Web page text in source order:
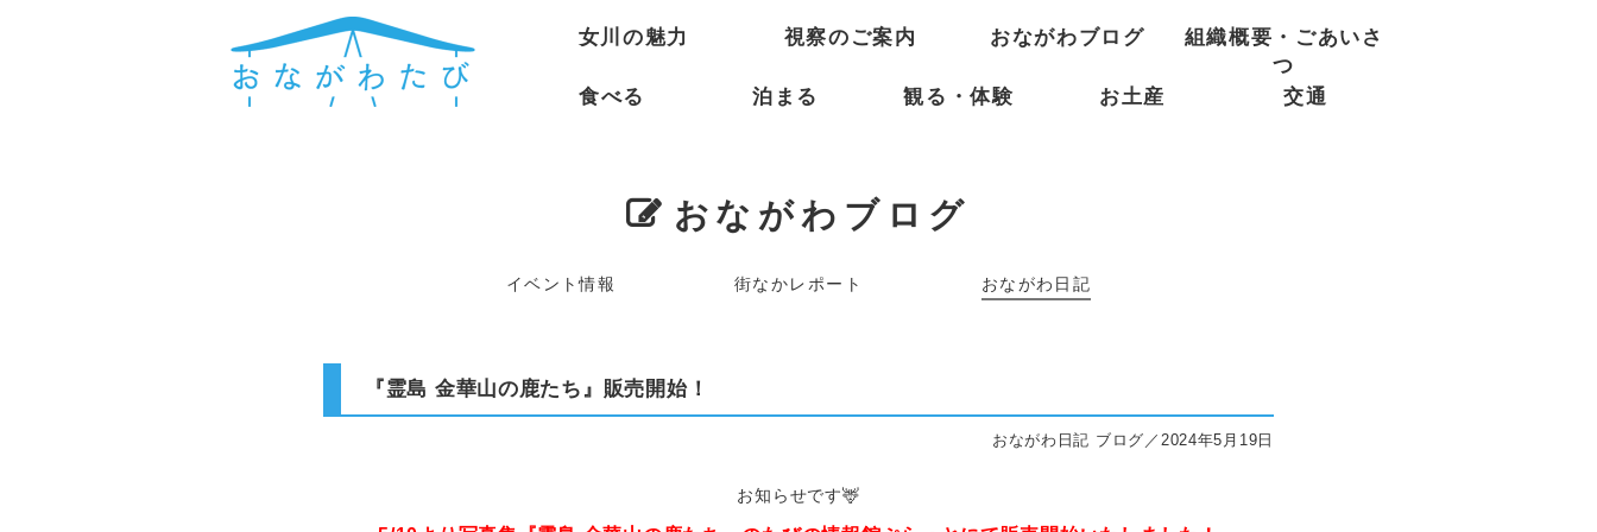
女川の魅力 視察のご案内 おながわブログ
組織概要・ごあいさ
つ
食べる
泊まる 観る・体験 お土産 交通
おながわブログ
イベント情報 街なかレポート おながわ日記
『霊島 金華山の鹿たち』販売開始！
おながわ日記 ブログ／2024年5月19日
お知らせです🦌